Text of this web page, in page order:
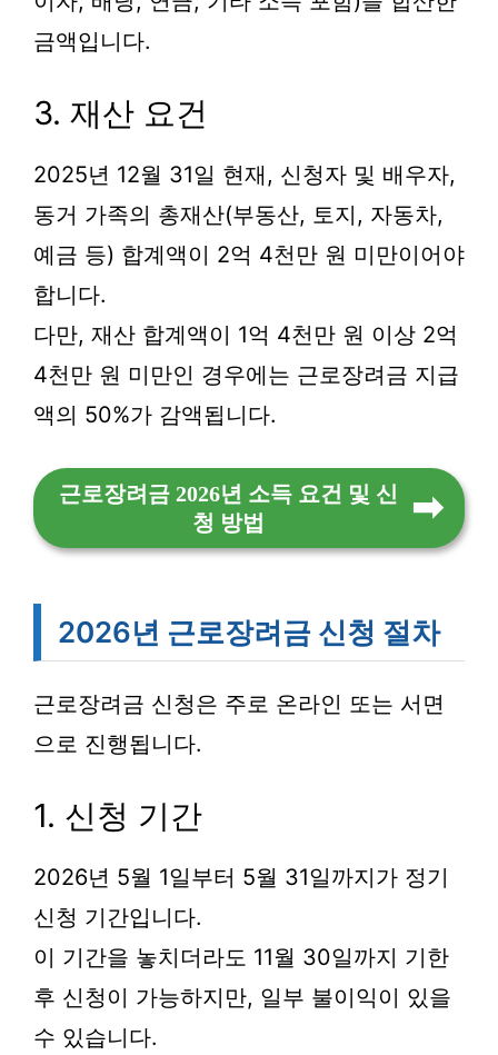
금액입니다.
3. 재산 요건
2025년 12월 31일 현재, 신청자 및 배우자,
동거 가족의 총재산(부동산, 토지, 자동차,
예금 등) 합계액이 2억 4천만 원 미만이어야
합니다.
다만, 재산 합계액이 1억 4천만 원 이상 2억
4천만 원 미만인 경우에는 근로장려금 지급
액의 50%가 감액됩니다.
근로장려금 2026년 소득 요건 및 신
청 방법
2026년 근로장려금 신청 절차
근로장려금 신청은 주로 온라인 또는 서면
으로 진행됩니다.
1. 신청 기간
2026년 5월 1일부터 5월 31일까지가 정기
신청 기간입니다.
이 기간을 놓치더라도 11월 30일까지 기한
후 신청이 가능하지만, 일부 불이익이 있을
수 있습니다.